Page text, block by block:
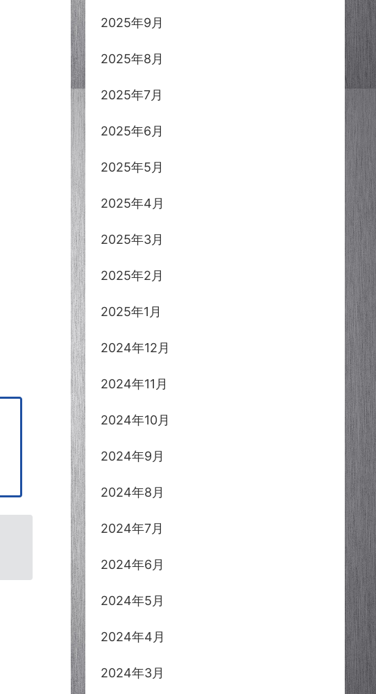
2025年9月
2025年8月
2025年7月
2025年6月
2025年5月
2025年4月
2025年3月
2025年2月
2025年1月
2024年12月
2024年11月
2024年10月
2024年9月
2024年8月
2024年7月
2024年6月
2024年5月
2024年4月
2024年3月